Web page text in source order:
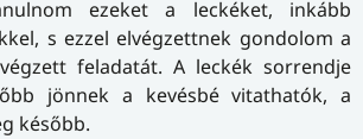
ezeket a leckéket, inkább
s ezzel elvégzettnek gondolom a
feladatát. A leckék sorrendje
jönnek a kevésbé vitathatók, a
később.